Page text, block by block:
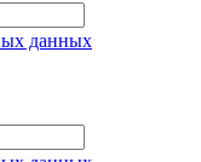
данных